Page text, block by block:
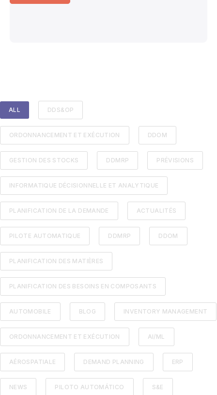
ALL DDS&OP
ORDONNANCEMENT ET EXÉCUTION DDOM
GESTION DES STOCKS DDMRP PRÉVISIONS
INFORMATIQUE DÉCISIONNELLE ET ANALYTIQUE
PLANIFICATION DE LA DEMANDE ACTUALITÉS
PILOTE AUTOMATIQUE DDMRP DDOM
PLANIFICATION DES MATIÈRES
PLANIFICATION DES BESOINS EN COMPOSANTS
AUTOMOBILE BLOG INVENTORY MANAGEMENT
ORDONNANCEMENT ET EXÉCUTION AI/ML
AÉROSPATIALE DEMAND PLANNING ERP
NEWS PILOTO AUTOMÁTICO S&E